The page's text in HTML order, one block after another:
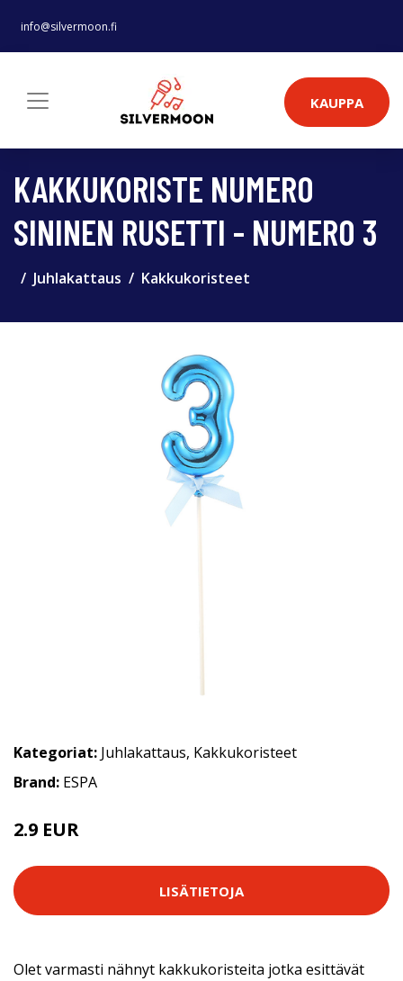
info@silvermoon.fi
KAUPPA
KAKKUKORISTE NUMERO
SININEN RUSETTI - NUMERO 3
Juhlakattaus Kakkukoristeet
Kategoriat: Juhlakattaus, Kakkukoristeet
Brand: ESPA
2.9 EUR
LISÄTIETOJA
Olet varmasti nähnyt kakkukoristeita jotka esittävät